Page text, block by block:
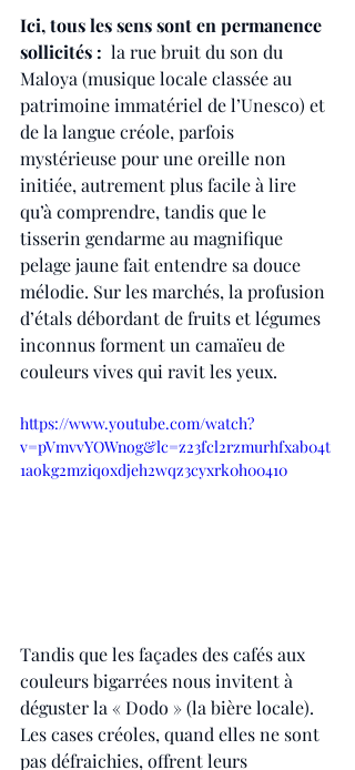
Ici, tous les sens sont en permanence
sollicités : la rue bruit du son du
Maloya (musique locale classée au
patrimoine immatériel de l’Unesco) et
de la langue créole, parfois
mystérieuse pour une oreille non
initiée, autrement plus facile à lire
qu’à comprendre, tandis que le
tisserin gendarme au magnifique
pelage jaune fait entendre sa douce
mélodie. Sur les marchés, la profusion
d’étals débordant de fruits et légumes
inconnus forment un camaïeu de
couleurs vives qui ravit les yeux.
https://www.youtube.com/watch?
v=pVmvvYOWnog&lc=z23fcl2rzmurhfxab04t
1aokg2mziqoxdjeh2wqz3cyxrk0h00410
Tandis que les façades des cafés aux
couleurs bigarrées nous invitent à
déguster la « Dodo » (la bière locale).
Les cases créoles, quand elles ne sont
pas défraichies, offrent leurs